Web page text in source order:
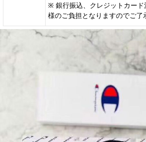
※ 銀行振込、クレジットカード
様のご負担となりますのでご了